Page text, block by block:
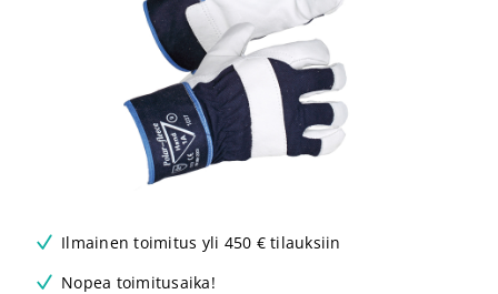
Ilmainen toimitus yli 450 € tilauksiin
Nopea toimitusaika!